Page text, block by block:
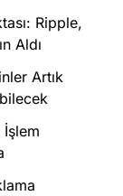
Ripple,
Aldı
Artık
İşlem